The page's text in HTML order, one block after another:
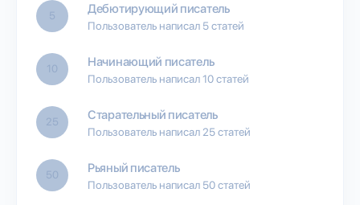
5 Дебютирующий писатель
Пользователь написал 5 статей
10 Начинающий писатель
Пользователь написал 10 статей
25 Старательный писатель
Пользователь написал 25 статей
50 Рьяный писатель
Пользователь написал 50 статей